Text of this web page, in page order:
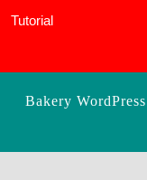
Tutorial
Bakery